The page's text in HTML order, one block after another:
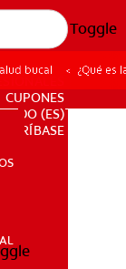
Toggle
SALUD BUCAL
CUPONES
DO (ES)
bucal ¿Qué es